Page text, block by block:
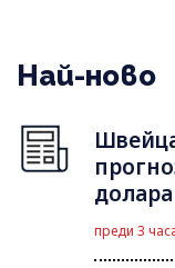
Най-ново
долара
преди 3